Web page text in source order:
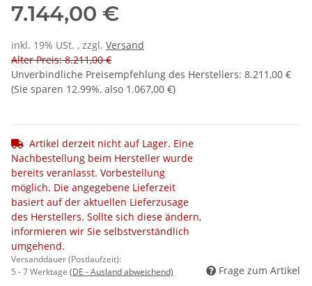
7.144,00 €
inkl. 19% USt. , zzgl. Versand
Alter Preis: 8.211,00 €
Unverbindliche Preisempfehlung des Herstellers: 8.211,00 €
(Sie sparen 12.99%, also 1.067,00 €)
Artikel derzeit nicht auf Lager. Eine
Nachbestellung beim Hersteller wurde
bereits veranlasst. Vorbestellung
möglich. Die angegebene Lieferzeit
basiert auf der aktuellen Lieferzusage
des Herstellers. Sollte sich diese ändern,
informieren wir Sie selbstverständlich
umgehend.
Versanddauer (Postlaufzeit):
5 - 7 Werktage (DE - Ausland abweichend) Frage zum Artikel